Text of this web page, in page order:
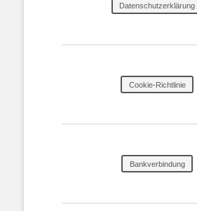
Datenschutzerklärung
Cookie-Richtlinie
Bankverbindung